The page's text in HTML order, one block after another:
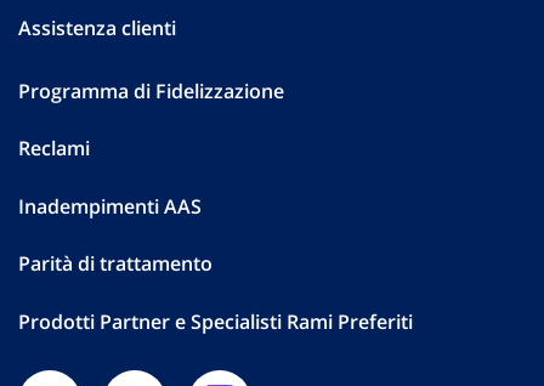
Assistenza clienti
Programma di Fidelizzazione
Reclami
Inadempimenti AAS
Parità di trattamento
Prodotti Partner e Specialisti Rami Preferiti